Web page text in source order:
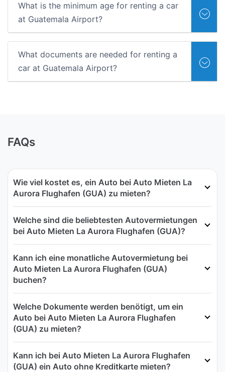
What is the minimum age for renting a car
at Guatemala Airport?
What documents are needed for renting a
car at Guatemala Airport?
FAQs
Wie viel kostet es, ein Auto bei Auto Mieten La
Aurora Flughafen (GUA) zu mieten?
Welche sind die beliebtesten Autovermietungen
bei Auto Mieten La Aurora Flughafen (GUA)?
Kann ich eine monatliche Autovermietung bei
Auto Mieten La Aurora Flughafen (GUA)
buchen?
Welche Dokumente werden benötigt, um ein
Auto bei Auto Mieten La Aurora Flughafen
(GUA) zu mieten?
Kann ich bei Auto Mieten La Aurora Flughafen
(GUA) ein Auto ohne Kreditkarte mieten?